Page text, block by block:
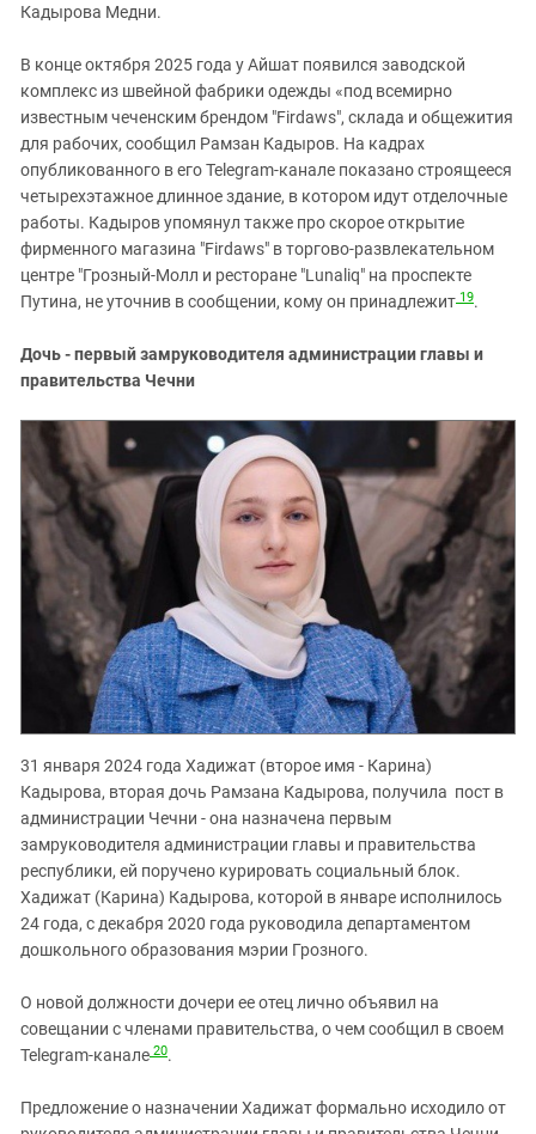
Кадырова Медни.
В конце октября 2025 года у Айшат появился заводской
комплекс из швейной фабрики одежды «под всемирно
известным чеченским брендом "Firdaws", склада и общежития
для рабочих, сообщил Рамзан Кадыров. На кадрах
опубликованного в его Telegram-канале показано строящееся
четырехэтажное длинное здание, в котором идут отделочные
работы. Кадыров упомянул также про скорое открытие
фирменного магазина "Firdaws" в торгово-развлекательном
центре "Грозный-Молл и ресторане "Lunaliq" на проспекте
Путина, не уточнив в сообщении, кому он принадлежит 19.
Дочь - первый замруководителя администрации главы и
правительства Чечни
31 января 2024 года Хадижат (второе имя - Карина)
Кадырова, вторая дочь Рамзана Кадырова, получила пост в
администрации Чечни - она назначена первым
замруководителя администрации главы и правительства
республики, ей поручено курировать социальный блок.
Хадижат (Карина) Кадырова, которой в январе исполнилось
24 года, с декабря 2020 года руководила департаментом
дошкольного образования мэрии Грозного.
О новой должности дочери ее отец лично объявил на
совещании с членами правительства, о чем сообщил в своем
Telegram-канале 20.
Предложение о назначении Хадижат формально исходило от